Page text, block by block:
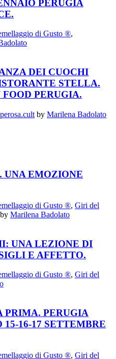
PERUGIA
di Gusto ®,
DEI CUOCHI
STELLA.
PERUGIA.
by Marilena Badolato
UNA EMOZIONE
di Gusto ®, Giri del
by Marilena Badolato
UNA LEZIONE DI
E AFFETTO.
di Gusto ®, Giri del
PRIMA. PERUGIA
15-16-17 SETTEMBRE
di Gusto ®, Giri del